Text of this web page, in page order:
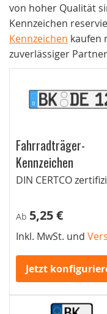
von hoher Qualität
Kennzeichen
Kennzeichen kaufen
zuverlässiger
Fahrradträger-
Kennzeichen
DIN CERTCO
Ab 5,25 €
Inkl. MwSt. und
Jetzt